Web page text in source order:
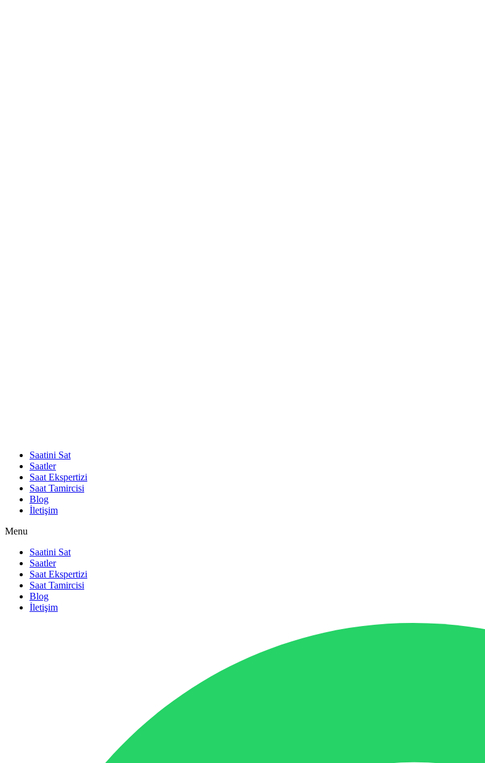
Saatini Sat
Saatler
Saat Ekspertizi
Saat Tamircisi
Blog
İletişim
Menu
Saatini Sat
Saatler
Saat Ekspertizi
Saat Tamircisi
Blog
İletişim